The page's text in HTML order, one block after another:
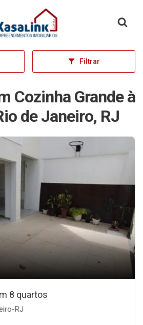
Página inicial
Filtrar
Cozinha Grande à
de Janeiro, RJ
8 quartos
RJ